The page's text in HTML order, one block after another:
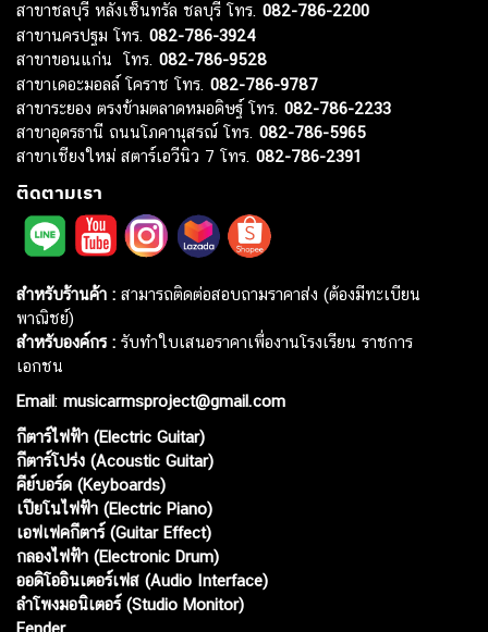
สาขาชลบุรี หลังเซ็นทรัล ชลบุรี โทร. 082-786-2200
สาขานครปฐม โทร. 082-786-3924
สาขาขอนแก่น โทร. 082-786-9528
สาขาเดอะมอลล์ โคราช โทร. 082-786-9787
สาขาระยอง ตรงข้ามตลาดหมอดิษฐ์ โทร. 082-786-2233
สาขาอุดรธานี ถนนโภคานุสรณ์ โทร. 082-786-5965
สาขาเชียงใหม่ สตาร์เอวีนิว 7 โทร. 082-786-2391
ติดตามเรา
สำหรับร้านค้า : สามารถติดต่อสอบถามราคาส่ง (ต้องมีทะเบียน
พาณิชย์)
สำหรับองค์กร : รับทำใบเสนอราคาเพื่องานโรงเรียน ราชการ
เอกชน
Email: musicarmsproject@gmail.com
กีตาร์ไฟฟ้า (Electric Guitar)
กีตาร์โปร่ง (Acoustic Guitar)
คีย์บอร์ด (Keyboards)
เปียโนไฟฟ้า (Electric Piano)
เอฟเฟคกีตาร์ (Guitar Effect)
กลองไฟฟ้า (Electronic Drum)
ออดิโออินเตอร์เฟส (Audio Interface)
ลำโพงมอนิเตอร์ (Studio Monitor)
Fender